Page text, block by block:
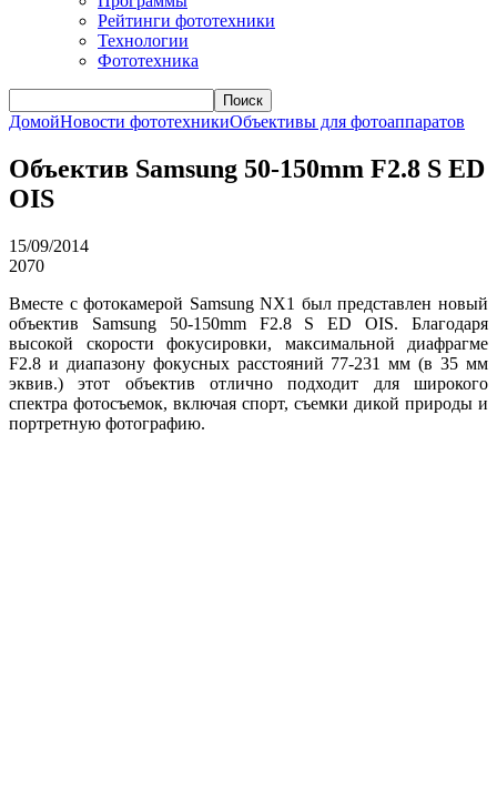
Рейтинги фототехники
Технологии
Фототехника
Поиск
ДомойНовости фототехникиОбъективы для фотоаппаратов
Объектив Samsung 50-150mm F2.8 S ED
OIS
15/09/2014
2070
Вместе с фотокамерой Samsung NX1 был представлен новый
объектив Samsung 50-150mm F2.8 S ED OIS. Благодаря
высокой скорости фокусировки, максимальной диафрагме
F2.8 и диапазону фокусных расстояний 77-231 мм (в 35 мм
эквив.) этот объектив отлично подходит для широкого
спектра фотосъемок, включая спорт, съемки дикой природы и
портретную фотографию.